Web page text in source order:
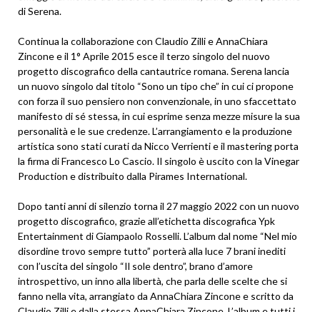
di Serena.
Continua la collaborazione con Claudio Zilli e AnnaChiara
Zincone e il 1° Aprile 2015 esce il terzo singolo del nuovo
progetto discografico della cantautrice romana. Serena lancia
un nuovo singolo dal titolo “Sono un tipo che” in cui ci propone
con forza il suo pensiero non convenzionale, in uno sfaccettato
manifesto di sé stessa, in cui esprime senza mezze misure la sua
personalità e le sue credenze. L’arrangiamento e la produzione
artistica sono stati curati da Nicco Verrienti e il mastering porta
la firma di Francesco Lo Cascio. Il singolo è uscito con la Vinegar
Production e distribuito dalla Pirames International.
Dopo tanti anni di silenzio torna il 27 maggio 2022 con un nuovo
progetto discografico, grazie all’etichetta discografica Ypk
Entertainment di Giampaolo Rosselli. L’album dal nome “Nel mio
disordine trovo sempre tutto” porterà alla luce 7 brani inediti
con l’uscita del singolo “Il sole dentro”, brano d’amore
introspettivo, un inno alla libertà, che parla delle scelte che si
fanno nella vita, arrangiato da AnnaChiara Zincone e scritto da